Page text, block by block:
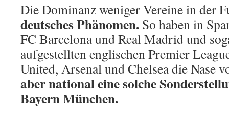
Die Dominanz weniger Vereine in der
deutsches Phänomen. So haben in
FC Barcelona und Real Madrid und
aufgestellten englischen Premier
United, Arsenal und Chelsea die Nase
aber national eine solche
Bayern München.